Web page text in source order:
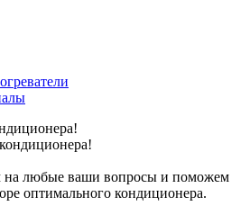
на любые ваши вопросы и поможем
оптимального кондиционера.